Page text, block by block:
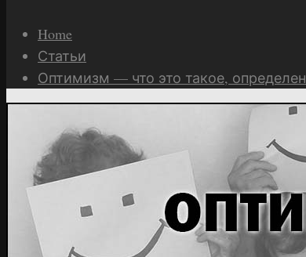
Home
Статьи
Оптимизм — что это такое,